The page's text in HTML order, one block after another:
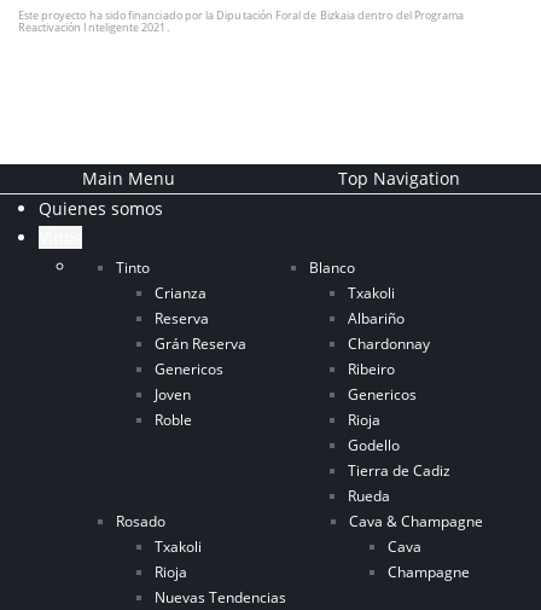
Este proyecto ha sido financiado por la Diputación Foral de Bizkaia dentro del Programa
Reactivación Inteligente 2021.
Main Menu
Top Navigation
Quienes somos
Tinto
Crianza
Reserva
Grán Reserva
Genericos
Joven
Roble
Blanco
Txakoli
Albariño
Chardonnay
Ribeiro
Genericos
Rioja
Godello
Tierra de Cadiz
Rueda
Rosado
Txakoli
Rioja
Nuevas Tendencias
Cava & Champagne
Cava
Champagne